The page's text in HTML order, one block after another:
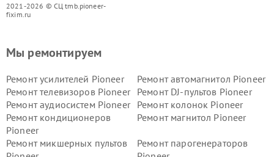
2021-2026 © СЦ tmb.pioneer-
fixim.ru
Мы ремонтируем
Ремонт усилителей Pioneer
Ремонт автомагнитол Pioneer
Ремонт телевизоров Pioneer
Ремонт DJ-пультов Pioneer
Ремонт аудиосистем Pioneer
Ремонт колонок Pioneer
Ремонт кондиционеров
Pioneer
Ремонт магнитол Pioneer
Ремонт микшерных пультов
Ремонт парогенераторов